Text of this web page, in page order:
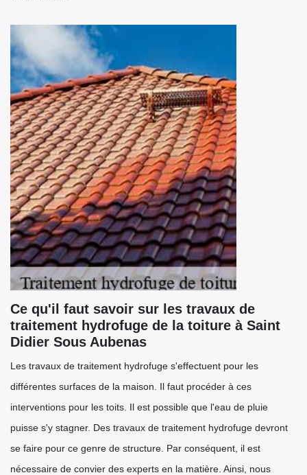
Ce qu'il faut savoir sur les travaux de
traitement hydrofuge de la toiture à Saint
Didier Sous Aubenas
Les travaux de traitement hydrofuge s'effectuent pour les
différentes surfaces de la maison. Il faut procéder à ces
interventions pour les toits. Il est possible que l'eau de pluie
puisse s'y stagner. Des travaux de traitement hydrofuge devront
se faire pour ce genre de structure. Par conséquent, il est
nécessaire de convier des experts en la matière. Ainsi, nous